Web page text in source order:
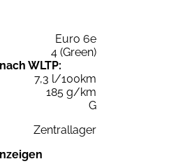
Euro 6e
4 (Green)
WLTP:
7,3 l/100km
185 g/km
G
Zentrallager